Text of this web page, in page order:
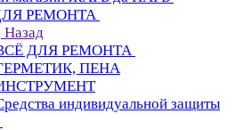
РЕМОНТА
Назад
ДЛЯ РЕМОНТА
ПЕНА
индивидуальной защиты